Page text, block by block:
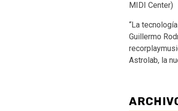
MIDI Center)
“La
Guillermo
Astrolab, la